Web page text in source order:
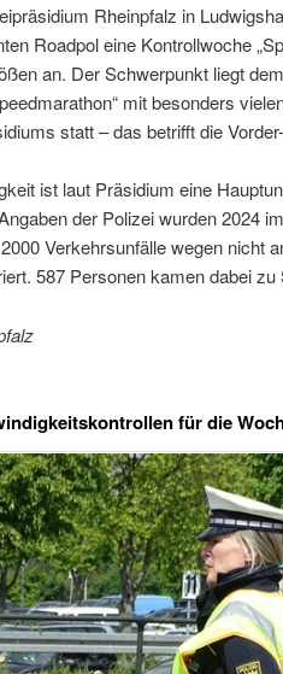
Rheinpfalz in
Roadpol eine Kontrollwoche
an. Der Schwerpunkt liegt
mit besonders
statt – das betrifft die
ist laut Präsidium eine
der Polizei wurden 2024
Verkehrsunfälle wegen nicht
587 Personen kamen dabei zu
für die